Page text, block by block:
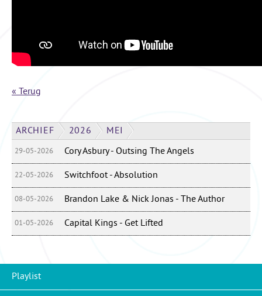
« Terug
ARCHIEF 2026 MEI
29-05-2026 Cory Asbury - Outsing The Angels
22-05-2026 Switchfoot - Absolution
08-05-2026 Brandon Lake & Nick Jonas - The Author
01-05-2026 Capital Kings - Get Lifted
Playlist